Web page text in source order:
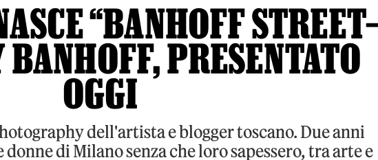
“BANHOFF
PRESENTATO
OGGI
dell'artista e blogger toscano. Due anni
di Milano senza che loro sapessero, tra arte e